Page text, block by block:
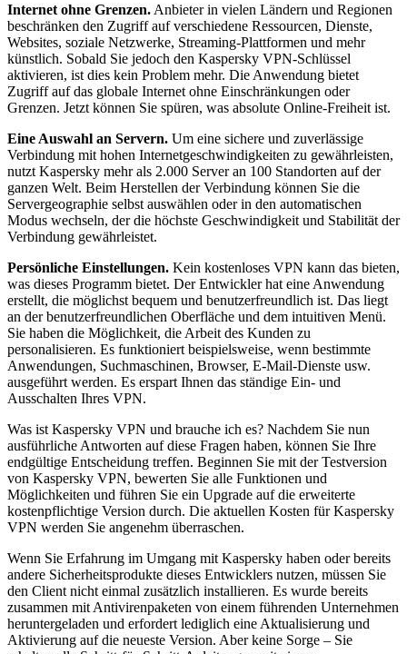
Internet ohne Grenzen. Anbieter in vielen Ländern und Regionen
beschränken den Zugriff auf verschiedene Ressourcen, Dienste,
Websites, soziale Netzwerke, Streaming-Plattformen und mehr
künstlich. Sobald Sie jedoch den Kaspersky VPN-Schlüssel
aktivieren, ist dies kein Problem mehr. Die Anwendung bietet
Zugriff auf das globale Internet ohne Einschränkungen oder
Grenzen. Jetzt können Sie spüren, was absolute Online-Freiheit ist.
Eine Auswahl an Servern. Um eine sichere und zuverlässige
Verbindung mit hohen Internetgeschwindigkeiten zu gewährleisten,
nutzt Kaspersky mehr als 2.000 Server an 100 Standorten auf der
ganzen Welt. Beim Herstellen der Verbindung können Sie die
Servergeographie selbst auswählen oder in den automatischen
Modus wechseln, der die höchste Geschwindigkeit und Stabilität der
Verbindung gewährleistet.
Persönliche Einstellungen. Kein kostenloses VPN kann das bieten,
was dieses Programm bietet. Der Entwickler hat eine Anwendung
erstellt, die möglichst bequem und benutzerfreundlich ist. Das liegt
an der benutzerfreundlichen Oberfläche und dem intuitiven Menü.
Sie haben die Möglichkeit, die Arbeit des Kunden zu
personalisieren. Es funktioniert beispielsweise, wenn bestimmte
Anwendungen, Suchmaschinen, Browser, E-Mail-Dienste usw.
ausgeführt werden. Es erspart Ihnen das ständige Ein- und
Ausschalten Ihres VPN.
Was ist Kaspersky VPN und brauche ich es? Nachdem Sie nun
ausführliche Antworten auf diese Fragen haben, können Sie Ihre
endgültige Entscheidung treffen. Beginnen Sie mit der Testversion
von Kaspersky VPN, bewerten Sie alle Funktionen und
Möglichkeiten und führen Sie ein Upgrade auf die erweiterte
kostenpflichtige Version durch. Die aktuellen Kosten für Kaspersky
VPN werden Sie angenehm überraschen.
Wenn Sie Erfahrung im Umgang mit Kaspersky haben oder bereits
andere Sicherheitsprodukte dieses Entwicklers nutzen, müssen Sie
den Client nicht einmal zusätzlich installieren. Es wurde bereits
zusammen mit Antivirenpaketen von einem führenden Unternehmen
heruntergeladen und erfordert lediglich eine Aktualisierung und
Aktivierung auf die neueste Version. Aber keine Sorge – Sie